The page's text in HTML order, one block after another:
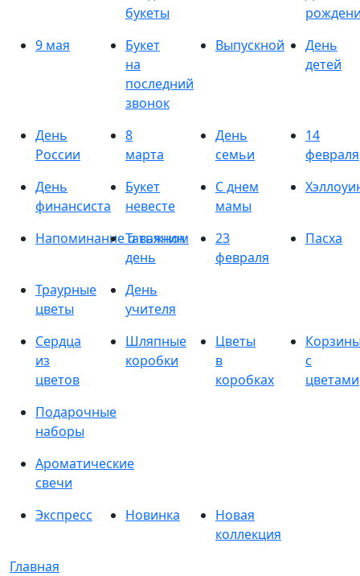
букеты
9 мая
Букет
на
последний
звонок
Выпускной
День
детей
День
России
8
марта
День
семьи
14
февраля
День
финансиста
Букет
невесте
С днем
мамы
Напоминание о важном
Татьянин
день
23
февраля
Пасха
Траурные
цветы
День
учителя
Сердца
из
цветов
Шляпные
коробки
Цветы
в
коробках
с
цветами
Подарочные
наборы
Ароматические
свечи
Экспресс
Новинка
Новая
коллекция
Главная